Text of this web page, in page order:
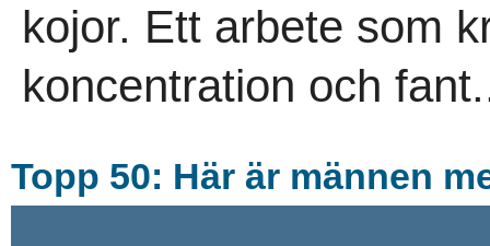
kojor. Ett arbete som
koncentration och
Topp 50: Här är männen